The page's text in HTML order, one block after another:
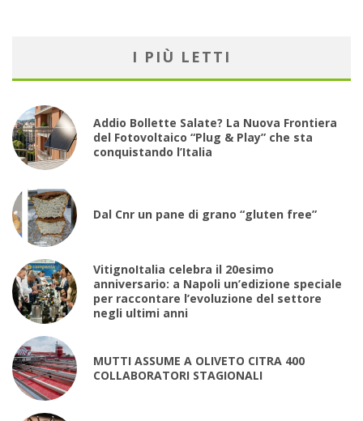
I PIÙ LETTI
Addio Bollette Salate? La Nuova Frontiera
del Fotovoltaico “Plug & Play” che sta
conquistando l’Italia
Dal Cnr un pane di grano “gluten free”
VitignoItalia celebra il 20esimo
anniversario: a Napoli un’edizione speciale
per raccontare l’evoluzione del settore
negli ultimi anni
MUTTI ASSUME A OLIVETO CITRA 400
COLLABORATORI STAGIONALI